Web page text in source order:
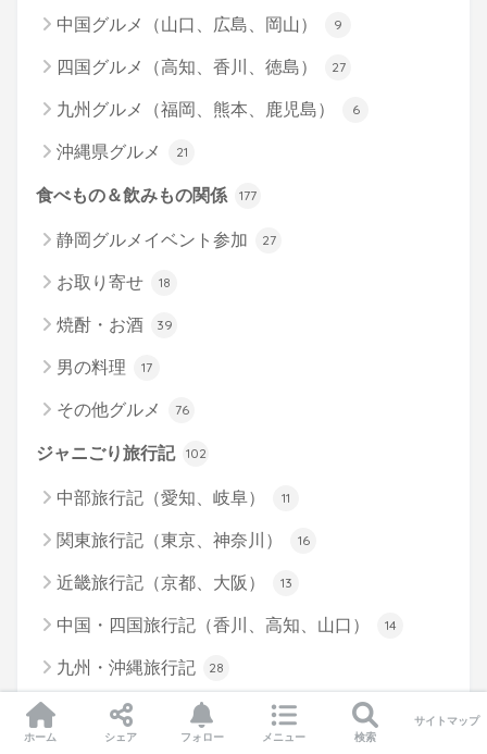
中国グルメ（山口、広島、岡山） 9
四国グルメ（高知、香川、徳島） 27
九州グルメ（福岡、熊本、鹿児島） 6
沖縄県グルメ 21
食べもの＆飲みもの関係 177
静岡グルメイベント参加 27
お取り寄せ 18
焼酎・お酒 39
男の料理 17
その他グルメ 76
ジャニごり旅行記 102
中部旅行記（愛知、岐阜） 11
関東旅行記（東京、神奈川） 16
近畿旅行記（京都、大阪） 13
中国・四国旅行記（香川、高知、山口） 14
九州・沖縄旅行記 28
海外旅行記
ホーム シェア フォロー メニュー 検索
サイトマップ